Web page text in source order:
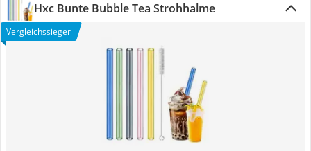
Hxc Bunte Bubble Tea Strohhalme
Vergleichssieger